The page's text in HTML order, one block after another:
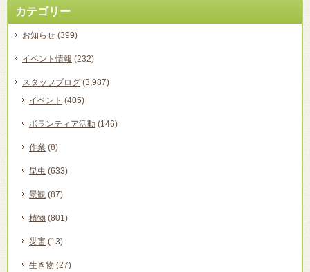
カテゴリー
お知らせ (399)
イベント情報 (232)
スタッフブログ (3,987)
イベント (405)
ボランティア活動 (146)
作業 (8)
昆虫 (633)
景観 (87)
植物 (801)
災害 (13)
生き物 (27)